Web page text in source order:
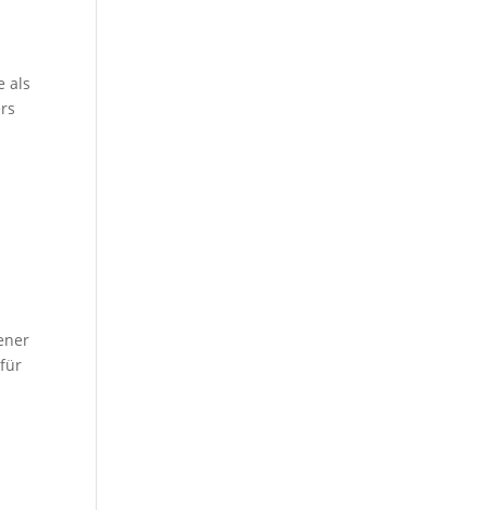
als